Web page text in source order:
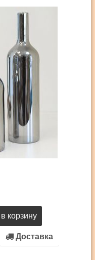
корзину
Доставка